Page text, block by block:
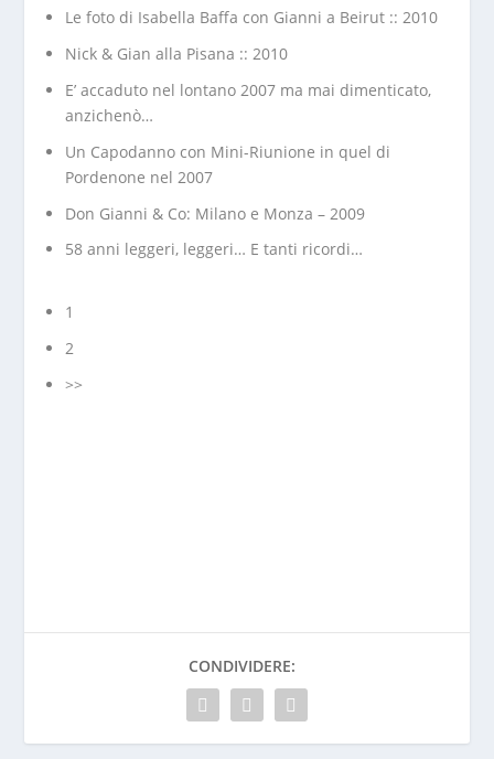
Le foto di Isabella Baffa con Gianni a Beirut :: 2010
Nick & Gian alla Pisana :: 2010
E’ accaduto nel lontano 2007 ma mai dimenticato,
anzichenò…
Un Capodanno con Mini-Riunione in quel di
Pordenone nel 2007
Don Gianni & Co: Milano e Monza – 2009
58 anni leggeri, leggeri… E tanti ricordi…
1
2
>>
CONDIVIDERE: